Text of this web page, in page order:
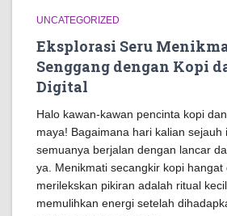
UNCATEGORIZED
Eksplorasi Seru
Senggang dengan Kopi
Digital
Halo kawan-kawan pencinta kopi
maya! Bagaimana hari kalian sejauh
semuanya berjalan dengan lancar
ya. Menikmati secangkir kopi
merilekskan pikiran adalah ritual
memulihkan energi setelah